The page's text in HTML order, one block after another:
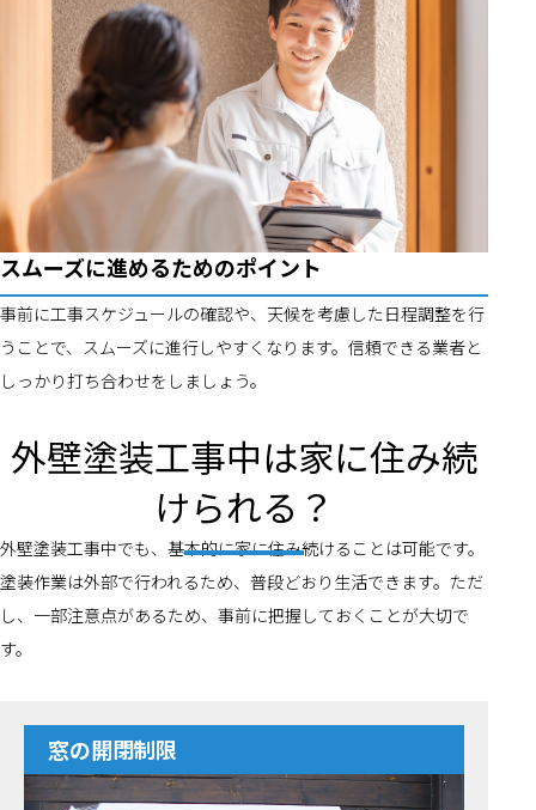
スムーズに進めるためのポイント
事前に工事スケジュールの確認や、天候を考慮した日程調整を行
うことで、スムーズに進行しやすくなります。信頼できる業者と
しっかり打ち合わせをしましょう。
外壁塗装工事中は家に住み続
けられる？
外壁塗装工事中でも、基本的に家に住み続けることは可能です。
塗装作業は外部で行われるため、普段どおり生活できます。ただ
し、一部注意点があるため、事前に把握しておくことが大切で
す。
窓の開閉制限